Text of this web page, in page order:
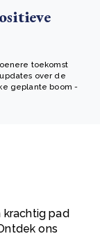
toekomst
over de
geplante boom -
pad
ons